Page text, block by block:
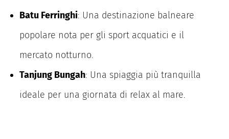
Batu Ferringhi: Una destinazione balneare
popolare nota per gli sport acquatici e il
mercato notturno.
Tanjung Bungah: Una spiaggia più tranquilla
ideale per una giornata di relax al mare.